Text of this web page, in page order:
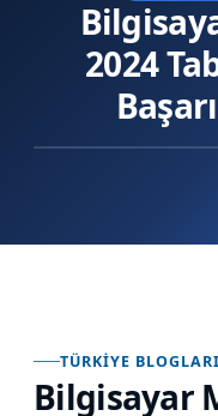
2024
TÜRKIYE BLOGLARI
Bilgisayar